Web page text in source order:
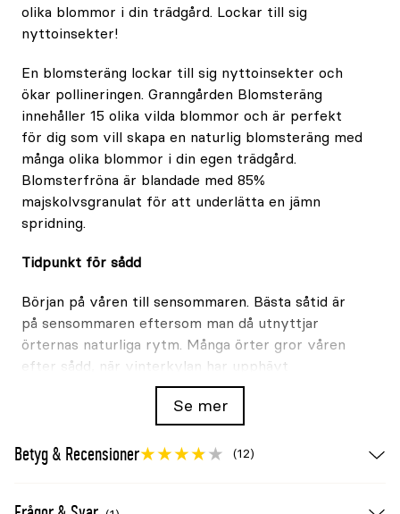
olika blommor i din trädgård. Lockar till sig
nyttoinsekter!
En blomsteräng lockar till sig nyttoinsekter och
ökar pollineringen. Granngården Blomsteräng
innehåller 15 olika vilda blommor och är perfekt
för dig som vill skapa en naturlig blomsteräng med
många olika blommor i din egen trädgård.
Blomsterfröna är blandade med 85%
majskolvsgranulat för att underlätta en jämn
spridning.
Tidpunkt för sådd
Början på våren till sensommaren. Bästa såtid är
på sensommaren eftersom man då utnyttjar
örternas naturliga rytm. Många örter gror våren
efter sådd, när vinterkylan har upphävt
groningsvilan, under det att andra gror direkt på
Blomningstid
tills frosten kommer. Blomställningarna blir 60–
Se mer
Betyg & Recensioner (12)